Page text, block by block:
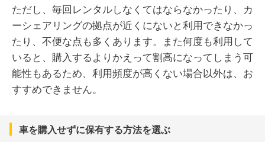
ただし、毎回レンタルしなくてはならなかったり、カ
ーシェアリングの拠点が近くにないと利用できなかっ
たり、不便な点も多くあります。また何度も利用して
いると、購入するよりかえって割高になってしまう可
能性もあるため、利用頻度が高くない場合以外は、お
すすめできません。
車を購入せずに保有する方法を選ぶ